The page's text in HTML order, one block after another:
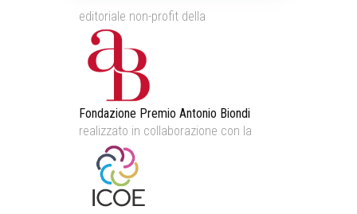
editoriale non-profit della
Fondazione Premio Antonio Biondi
realizzato in collaborazione con la